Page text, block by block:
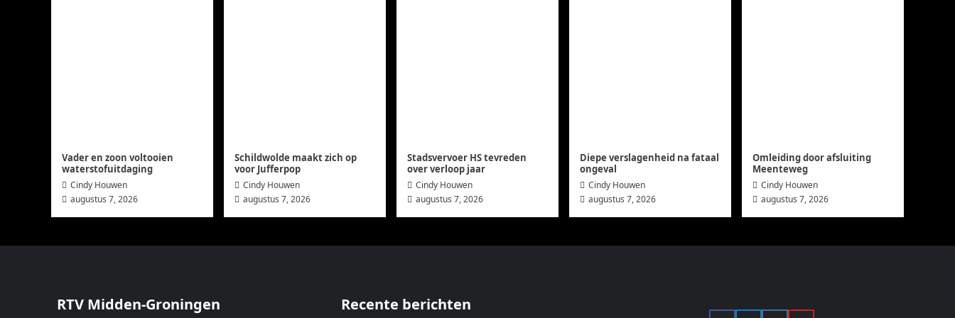
Vader en zoon voltooien
waterstofuitdaging
Cindy Houwen
augustus 7, 2026
Schildwolde maakt zich op
voor Jufferpop
Cindy Houwen
augustus 7, 2026
Stadsvervoer HS tevreden
over verloop jaar
Cindy Houwen
augustus 7, 2026
Diepe verslagenheid na fataal
ongeval
Cindy Houwen
augustus 7, 2026
Omleiding door afsluiting
Meenteweg
Cindy Houwen
augustus 7, 2026
RTV Midden-Groningen Recente berichten